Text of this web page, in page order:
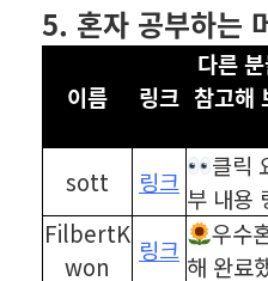
5. 혼자 공부하는
이름 링크
다른
참고해
sott 링크
클릭
부 내용
FilbertK
won
링크
우수
해 완료